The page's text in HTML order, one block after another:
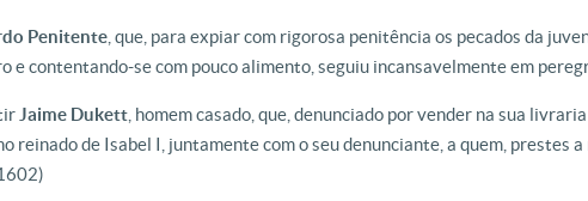
Penitente, que, para expiar com rigorosa penitência os pecados da
e contentando-se com pouco alimento, seguiu incansavelmente em
Jaime Dukett, homem casado, que, denunciado por vender na sua
reinado de Isabel I, juntamente com o seu denunciante, a quem, prestes